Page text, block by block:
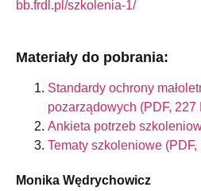
bb.frdl.pl/szkolenia-1/
Materiały do pobrania:
Standardy ochrony
pozarządowych (PDF, 227
Ankieta potrzeb
Tematy szkoleniowe (PDF,
Monika Wędrychowicz